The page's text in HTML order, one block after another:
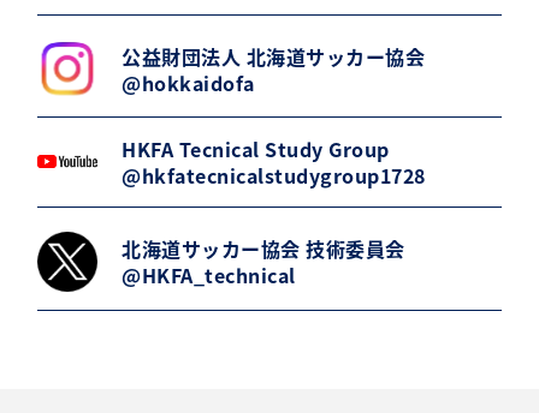
公益財団法人 北海道サッカー協会
@hokkaidofa
HKFA Tecnical Study Group
@hkfatecnicalstudygroup1728
北海道サッカー協会 技術委員会
@HKFA_technical